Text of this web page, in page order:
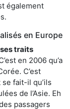
également
en Europe
traits
en 2006 qu’a
C’est
fait-il qu’ils
de l’Asie. Eh
passagers